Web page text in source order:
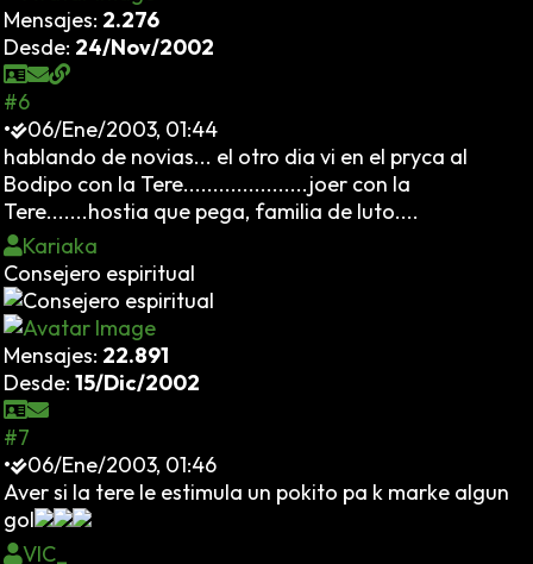
Mensajes: 2.276
Desde: 24/Nov/2002
#6
•
06/Ene/2003, 01:44
hablando de novias... el otro dia vi en el pryca al
Bodipo con la Tere.....................joer con la
Tere.......hostia que pega, familia de luto....
Kariaka
Consejero espiritual
Mensajes: 22.891
Desde: 15/Dic/2002
#7
•
06/Ene/2003, 01:46
Aver si la tere le estimula un pokito pa k marke algun
gol
VIC_